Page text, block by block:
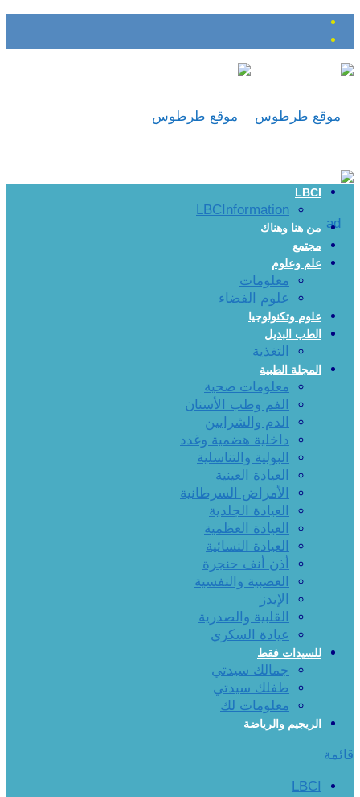
LBCI
LBCInformation
من هنا وهناك
مجتمع
علم وعلوم
معلومات
علوم الفضاء
علوم وتكنولوجيا
الطب البديل
التغذية
المجلة الطبية
معلومات صحية
الفم وطب الأسنان
الدم والشرايين
داخلية هضمية وغدد
البولية والتناسلية
العيادة العينية
الأمراض السرطانية
العيادة الجلدية
العيادة العظمية
العيادة النسائية
أذن أنف حنجرة
العصبية والنفسية
الإيدز
القلبية والصدرية
عيادة السكري
للسيدات فقط
جمالك سيدتي
طفلك سيدتي
معلومات لك
الريجيم والرياضة
قائمة
LBCI